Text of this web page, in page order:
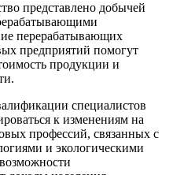
представлено добычей
перерабатывающих
предприятий помогут
продукции и
специалистов
к изменениям на
профессий, связанных с
и экологическими